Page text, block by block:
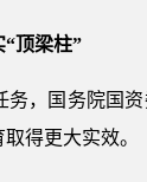
顶梁柱”
务，国务院国
得更大实效。